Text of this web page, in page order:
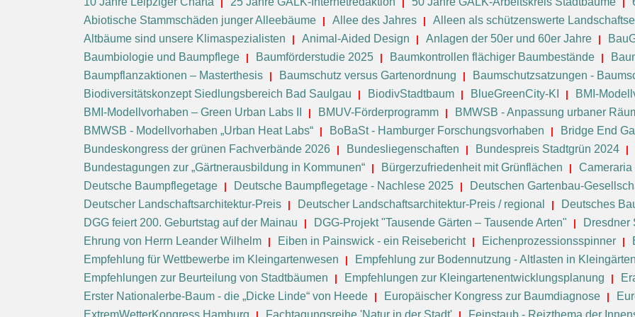
Abiotische Stammschäden junger Alleebäume
Allee des Jahres
Alleen als schützenswerte
Altbäume sind unsere Klimaspezialisten
Animal-Aided Design Anlagen der 50er und 60er Jahre
Baumbiologie und Baumpflege
Baumförderstudie 2025 Baumkontrollen flächiger Baumbestände
Baumpflanzaktionen – Masterthesis
Baumschutz versus Gartenordnung
Baumschutzsatzungen -
Biodiversitätskonzept Siedlungsbereich Bad Saulgau
BiodivStadtbaum BlueGreenCity-KI
BMI-
BMI-Modellvorhaben – Green Urban Labs II
BMUV-Förderprogramm
BMWSB - Anpassung urbaner
BMWSB - Modellvorhaben „Urban Heat Labs“
BoBaSt - Hamburger Forschungsvorhaben
Bridge End
Bundeskongress der grünen Fachverbände 2026
Bundesliegenschaften
Bundespreis Stadtgrün 2024
Bundestagungen zur „Gärtnerausbildung in Kommunen“
Bürgerzufriedenheit mit Grünflächen
Deutsche Baumpflegetage
Deutsche Baumpflegetage - Nachlese 2025
Deutschen Gartenbau-
Deutscher Landschaftsarchitektur-Preis
Deutscher Landschaftsarchitektur-Preis / regional
Deutsches
DGG feiert 200. Geburtstag auf der Mainau
DGG-Projekt "Tausende Gärten – Tausende Arten"
Dresdner
Ehrung von Herrn Leander Wilhelm
Eiben in Painswick - ein Reisebericht Eichenprozessionsspinner
Empfehlung für Wettbewerbe im Kleingartenwesen
Empfehlung zur Bodennutzung - Altlasten in
Empfehlungen zur Beurteilung von Stadtbäumen
Empfehlungen zur Kleingartenentwicklungsplanung
Erster Nationalerbe-Baum - die „Dicke Linde“ von Heede
Europäischer Kongress zur Baumdiagnose
ExtremWetterKongress Hamburg
Fachtagungsreihe 'Natur in der Stadt' Feinstaub - Reizthema der